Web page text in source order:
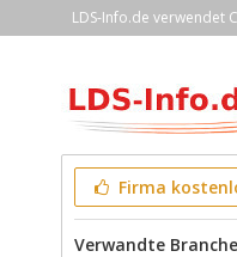
LDS-Info.de verwendet
Firma
Verwandte